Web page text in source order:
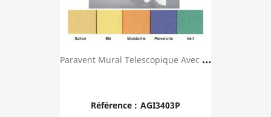
P
Aravent Mural Telescopique Avec Toile TREVIRA ...
Référence : AGI3403P